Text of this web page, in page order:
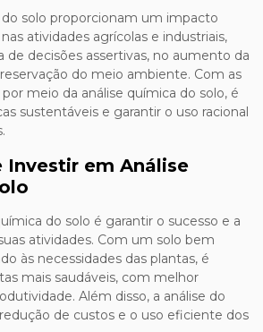
do solo proporcionam um impacto
atividades agrícolas e industriais,
de decisões assertivas, no aumento da
do meio ambiente. Com as
meio da análise química do solo, é
sustentáveis e garantir o uso racional
Investir em Análise
do solo é garantir o sucesso e a
atividades. Com um solo bem
às necessidades das plantas, é
mais saudáveis, com melhor
Além disso, a análise do
de custos e o uso eficiente dos